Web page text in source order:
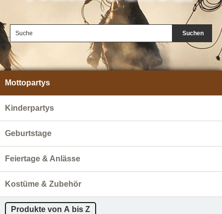
Suchen
Mottopartys
Kinderpartys
Geburtstage
Feiertage & Anlässe
Kostüme & Zubehör
Produkte von A bis Z